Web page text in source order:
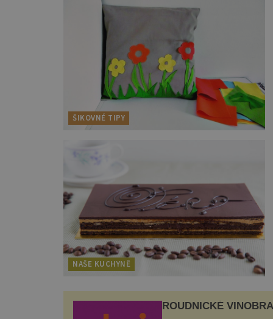
ŠIKOVNÉ TIPY
NAŠE KUCHYNĚ
ROUDNICKÉ